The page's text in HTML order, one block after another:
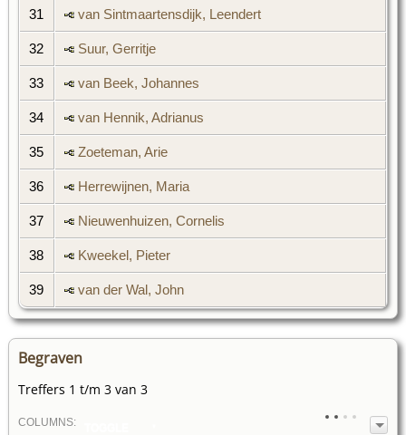
31 van Sintmaartensdijk, Leendert
32 Suur, Gerritje
33 van Beek, Johannes
34 van Hennik, Adrianus
35 Zoeteman, Arie
36 Herrewijnen, Maria
37 Nieuwenhuizen, Cornelis
38 Kweekel, Pieter
39 van der Wal, John
Begraven
Treffers 1 t/m 3 van 3
COLUMN S: